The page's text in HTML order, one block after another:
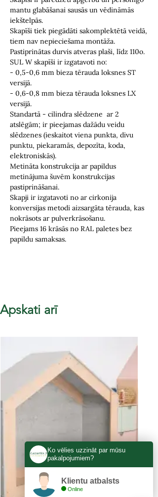
mantu glabāšanai sausās un vēdināmās
iekštelpās.
Skapīši tiek piegādāti sakomplektētā veidā,
tiem nav nepieciešama montāža.
Pastiprinātas durvis atveras plaši, līdz 110o.
SUL W skapīši ir izgatavoti no:
- 0,5-0,6 mm bieza tērauda loksnes ST
versijā.
- 0,6-0,8 mm bieza tērauda loksnes LX
versijā.
Standartā - cilindra slēdzene ar 2
atslēgām; ir pieejamas dažādu veidu
slēdzenes (ieskaitot viena punkta, divu
punktu, piekaramās, depozīta, koda,
elektroniskās).
Metināta konstrukcija ar papildus
metinājuma šuvēm konstrukcijas
pastiprināšanai.
Skapji ir izgatavoti no ar cirkonija
konversijas metodi aizsargāta tērauda, kas
nokrāsots ar pulverkrāsošanu.
Pieejams 16 krāsās no RAL paletes bez
papildu samaksas.
Apskati arī
Ko vēlies uzzināt par mūsu
pakalpojumiem?
Klientu atbalsts
Online